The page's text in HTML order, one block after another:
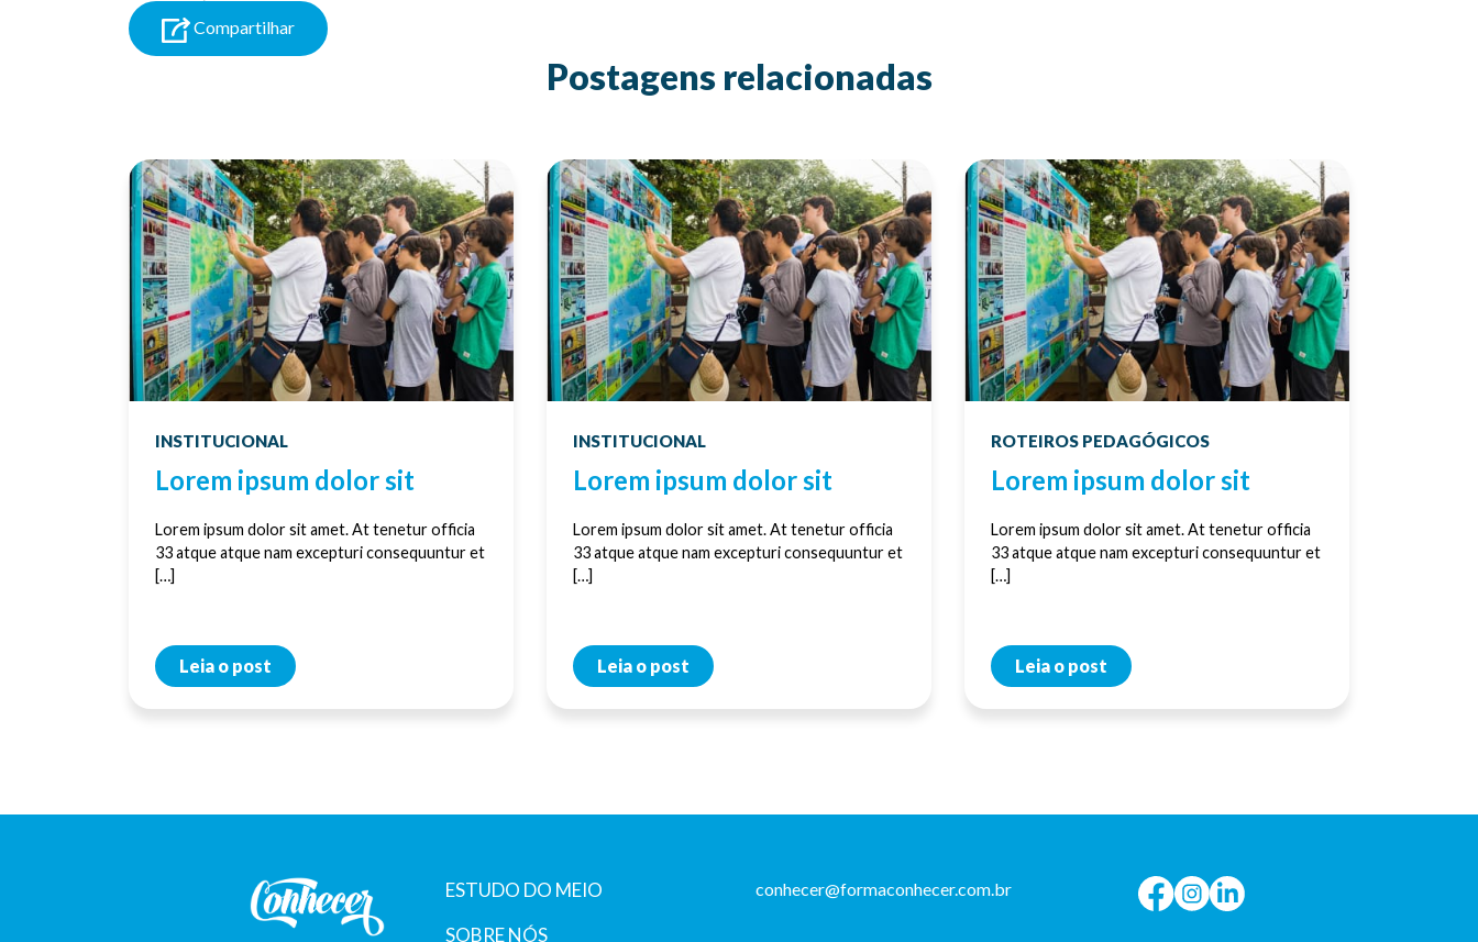
Compartilhar
Postagens relacionadas
INSTITUCIONAL
Lorem ipsum dolor sit
Lorem ipsum dolor sit amet. At tenetur officia
33 atque atque nam excepturi consequuntur et
[…]
Leia o post
INSTITUCIONAL
Lorem ipsum dolor sit
Lorem ipsum dolor sit amet. At tenetur officia
33 atque atque nam excepturi consequuntur et
[…]
Leia o post
ROTEIROS PEDAGÓGICOS
Lorem ipsum dolor sit
Lorem ipsum dolor sit amet. At tenetur officia
33 atque atque nam excepturi consequuntur et
[…]
Leia o post
ESTUDO DO MEIO
SOBRE NÓS
conhecer@formaconhecer.com.br